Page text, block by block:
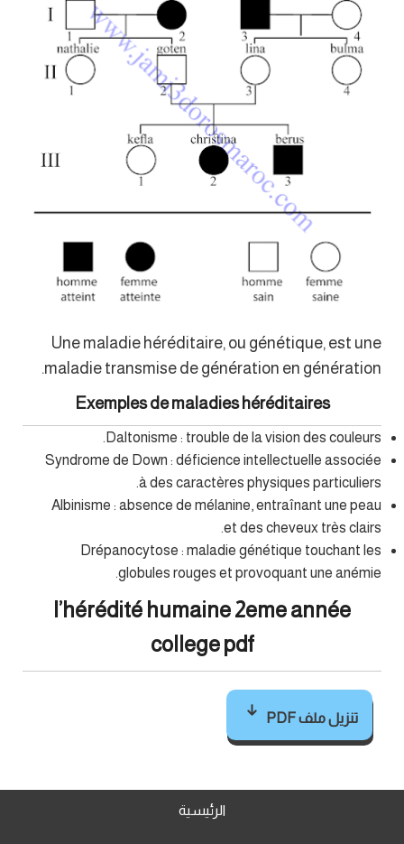
Une maladie héréditaire, ou génétique, est une
maladie transmise de génération en génération.
Exemples de maladies héréditaires
Daltonisme : trouble de la vision des couleurs.
Syndrome de Down : déficience intellectuelle associée
à des caractères physiques particuliers.
Albinisme : absence de mélanine, entraînant une peau
et des cheveux très clairs.
Drépanocytose : maladie génétique touchant les
globules rouges et provoquant une anémie.
l’hérédité humaine 2eme année
college pdf
تنزيل ملف PDF
الرئيسية